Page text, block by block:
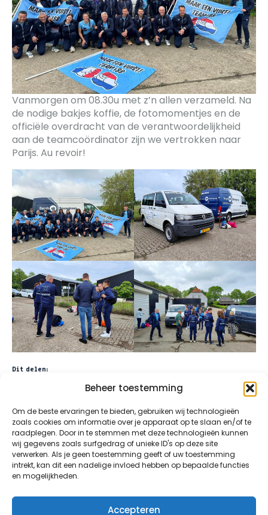
Beheer toestemming
Om de beste ervaringen te bieden, gebruiken wij technologieën
zoals cookies om informatie over je apparaat op te slaan en/of te
raadplegen. Door in te stemmen met deze technologieën kunnen
wij gegevens zoals surfgedrag of unieke ID's op deze site
verwerken. Als je geen toestemming geeft of uw toestemming
intrekt, kan dit een nadelige invloed hebben op bepaalde functies
en mogelijkheden.
Accepteren
Vanmorgen om 08.30u met z’n allen verzameld. Na
de nodige bakjes koffie, de fotomomentjes en de
officiële overdracht van de verantwoordelijkheid
aan de teamcoördinator zijn we vertrokken naar
Parijs. Au revoir!
Dit delen:
X